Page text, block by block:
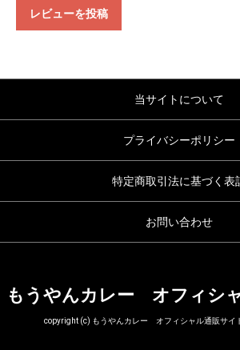
レビューを投稿
当サイトについて
プライバシーポリシー
特定商取引法に基づく表
お問い合わせ
もうやんカレー オフィシ
copyright (c) もうやんカレー オフィシャル通販サイ